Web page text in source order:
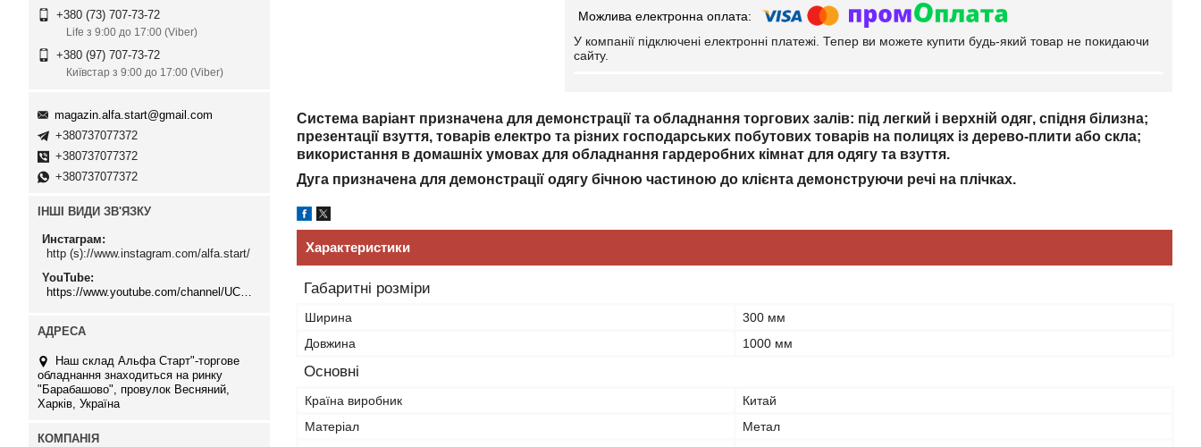
У компанії підключені електронні платежі. Тепер ви можете купити будь-який товар не покидаючи
сайту.
Система варіант призначена для демонстрації та обладнання торгових залів: під легкий і верхній одяг, спідня білизна;
презентації взуття, товарів електро та різних господарських побутових товарів на полицях із дерево-плити або скла;
використання в домашніх умовах для обладнання гардеробних кімнат для одягу та взуття.
Дуга призначена для демонстрації одягу бічною частиною до клієнта демонструючи речі на плічках.
Характеристики
Габаритні розміри
Ширина
300 мм
Довжина
1000 мм
Основні
Країна виробник
Китай
Матеріал
Метал
+380 (73) 707-73-72
Life з 9:00 до 17:00 (Viber)
+380 (97) 707-73-72
Київстар з 9:00 до 17:00 (Viber)
magazin.alfa.start@gmail.com
+380737077372
+380737077372
+380737077372
ІНШІ ВИДИ ЗВ'ЯЗКУ
Инстаграм
http (s)://www.instagram.com/alfa.start/
YouTube
Наш склад Альфа Старт"-торгове
обладнання знаходиться на ринку
"Барабашово", провулок Весняний,
Харків, Україна